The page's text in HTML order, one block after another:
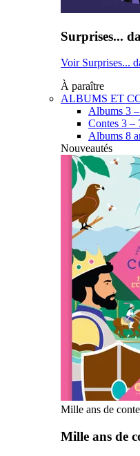
Surprises...
Voir Surprises...
À paraître
ALBUMS ET
Albums 3
Contes 3 –
Albums 8
Nouveautés
Mille ans de
Mille ans de